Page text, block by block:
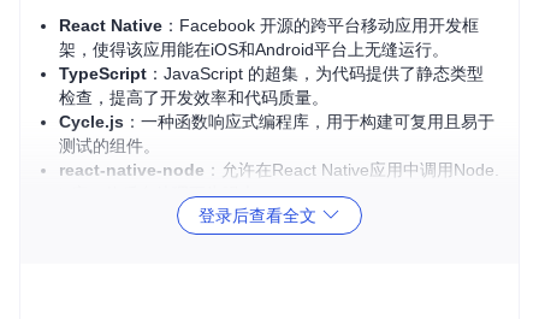
React Native ：Facebook 开源的跨平台移动应用开发框
架，使得该应用能在iOS和Android平台上无缝运行。
TypeScript ：JavaScript 的超集，为代码提供了静态类型
检查，提高了开发效率和代码质量。
Cycle.js ：一种函数响应式编程库，用于构建可复用且易于
测试的组件。
react-native-node ：允许在React Native应用中调用Node.
js库，使后台处理更为强大。
：Dat Protocol的核心库，负责数据的去中心化存
登录后查看全文